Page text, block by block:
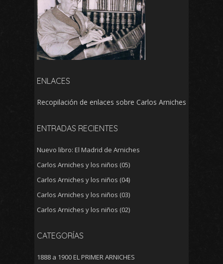
ENLACES
Recopilación de enlaces sobre Carlos Arniches
ENTRADAS RECIENTES
Nuevo libro: El Madrid de Arniches
Carlos Arniches y los niños (05)
Carlos Arniches y los niños (04)
Carlos Arniches y los niños (03)
Carlos Arniches y los niños (02)
CATEGORÍAS
1888 a 1900 EL PRIMER ARNICHES